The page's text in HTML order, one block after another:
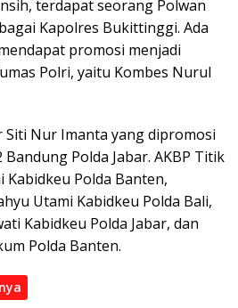
terdapat seorang Polwan
Kapolres Bukittinggi. Ada
promosi menjadi
Polri, yaitu Kombes Nurul
Siti Nur Imanta yang dipromosi
Polda Jabar. AKBP Titik
Polda Banten,
Utami Kabidkeu Polda Bali,
Kabidkeu Polda Jabar, dan
Polda Banten.